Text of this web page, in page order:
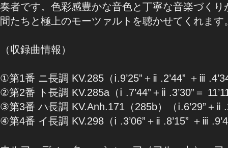
奏者です。色彩感豊かな音色と丁寧な音楽づく
間たちと極上のモーツァルトを聴かせてくれます
（収録曲情報）
①第1番 ニ長調 KV.285（ⅰ.9’25”＋ⅱ .2’44” ＋ⅲ
②第2番 ト長調 KV.285a（ⅰ .7’44”＋ⅱ .3’30”＝
③第3番 ハ長調 KV.Anh.171（285b）（ⅰ.6’29”＋ⅱ
④第4番 イ長調 KV.298（ⅰ .3’06”＋ⅱ .8’15” ＋ⅲ